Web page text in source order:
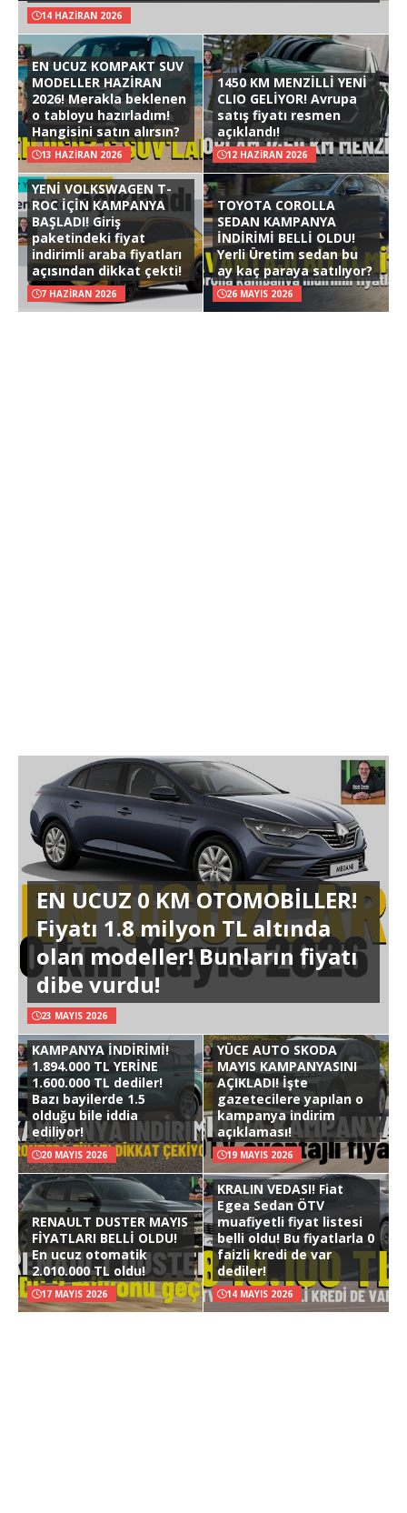
14 HAZIRAN 2026
EN UCUZ KOMPAKT SUV
MODELLER HAZİRAN
2026! Merakla beklenen
o tabloyu hazırladım!
Hangisini satın alırsın?
13 HAZIRAN 2026
1450 KM MENZİLLİ YENİ
CLIO GELİYOR! Avrupa
satış fiyatı resmen
açıklandı!
12 HAZIRAN 2026
YENİ VOLKSWAGEN T-
ROC İÇİN KAMPANYA
BAŞLADI! Giriş
paketindeki fiyat
indirimli araba fiyatları
açısından dikkat çekti!
7 HAZIRAN 2026
TOYOTA COROLLA
SEDAN KAMPANYA
İNDİRİMİ BELLİ OLDU!
Yerli Üretim sedan bu
ay kaç paraya satılıyor?
26 MAYIS 2026
EN UCUZ 0 KM OTOMOBİLLER!
Fiyatı 1.8 milyon TL altında
olan modeller! Bunların fiyatı
dibe vurdu!
23 MAYIS 2026
KAMPANYA İNDİRİMİ!
1.894.000 TL YERİNE
1.600.000 TL dediler!
Bazı bayilerde 1.5
olduğu bile iddia
ediliyor!
20 MAYIS 2026
YÜCE AUTO SKODA
MAYIS KAMPANYASINI
AÇIKLADI! İşte
gazetecilere yapılan o
kampanya indirim
açıklaması!
19 MAYIS 2026
RENAULT DUSTER MAYIS
FİYATLARI BELLİ OLDU!
En ucuz otomatik
2.010.000 TL oldu!
17 MAYIS 2026
KRALIN VEDASI! Fiat
Egea Sedan ÖTV
muafiyetli fiyat listesi
belli oldu! Bu fiyatlarla 0
faizli kredi de var
dediler!
14 MAYIS 2026